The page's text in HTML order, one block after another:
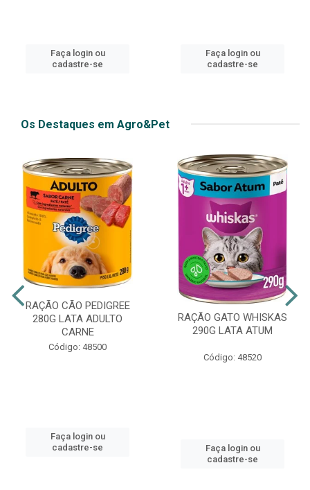
Faça login ou
cadastre-se
cadastre-se
Os Destaques em Agro&Pet
RAÇÃO CÃO PEDIGREE
280G LATA ADULTO
CARNE
Código: 48500
Faça login ou
cadastre-se
RAÇÃO GATO WHISKAS
290G LATA ATUM
Código: 48520
Faça login ou
cadastre-se